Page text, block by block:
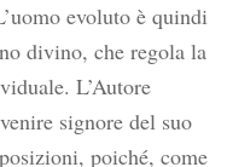
evoluto è quindi
divino, che regola la
L’Autore
signore del suo
poiché, come